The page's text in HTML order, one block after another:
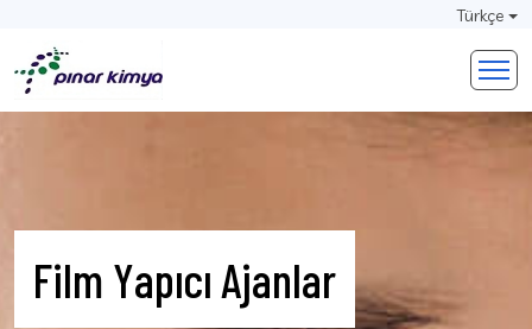
Türkçe
Film Yapıcı Ajanlar